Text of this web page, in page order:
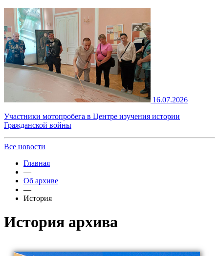
16.07.2026
Участники мотопробега в Центре изучения истории
Гражданской войны
Все новости
Главная
—
Об архиве
—
История
История архива